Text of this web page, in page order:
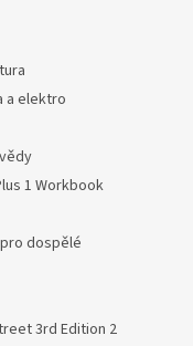
a elektro
1 Workbook
dospělé
3rd Edition 2